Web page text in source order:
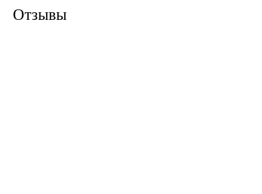
Отзывы